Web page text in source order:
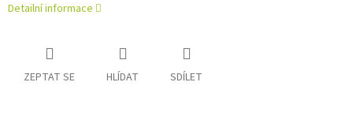
Detailní informace
ZEPTAT SE HLÍDAT SDÍLET